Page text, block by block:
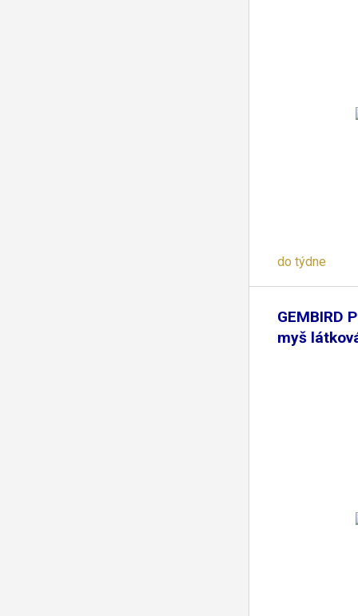
do týdne
GEMBIRD
myš